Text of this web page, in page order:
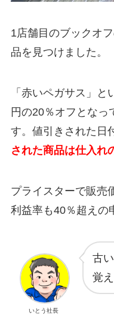
1店舗目のブックオ
品を見つけました。
「赤いペガサス」
円の20％オフとなっ
す。値引きされた日
された商品は仕入れ
プライスターで販売
利益率も40％超えの
古
覚
いとう社長